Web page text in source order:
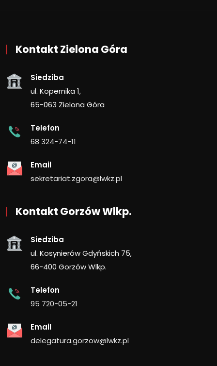
Kontakt Zielona Góra
Siedziba
ul. Kopernika 1,
65-063 Zielona Góra
Telefon
68 324-74-11
Email
sekretariat.zgora@lwkz.pl
Kontakt Gorzów Wlkp.
Siedziba
ul. Kosynierów Gdyńskich 75,
66-400 Gorzów Wlkp.
Telefon
95 720-05-21
Email
delegatura.gorzow@lwkz.pl